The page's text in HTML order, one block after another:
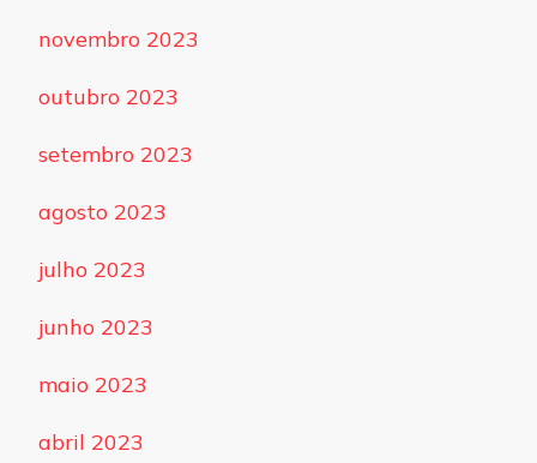
novembro 2023
outubro 2023
setembro 2023
agosto 2023
julho 2023
junho 2023
maio 2023
abril 2023